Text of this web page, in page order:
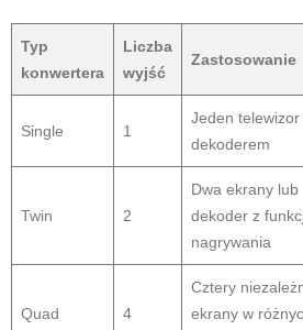
Typ
konwertera
Liczba
wyjść
Zastosowanie
Single 1
Jeden telewizor
dekoderem
Twin 2
Dwa ekrany lub
dekoder z
nagrywania
Quad 4
Cztery
ekrany w